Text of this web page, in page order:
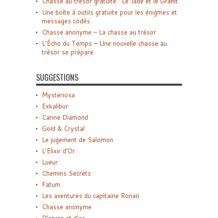
Une boîte à outils gratuite pour les énigmes et
messages codés
Chasse anonyme – La chasse au trésor
L’Écho du Temps – Une nouvelle chasse au
trésor se prépare
SUGGESTIONS
Mysteriosa
Exkalibur
Carine Diamond
Gold & Crystal
Le jugement de Salomon
L’Elixir d’Or
Lueur
Chemins Secrets
Fatum
Les aventures du capitaine Ronan
Chasse anonyme